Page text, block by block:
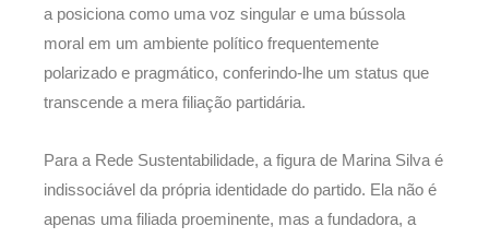
a posiciona como uma voz singular e uma bússola
moral em um ambiente político frequentemente
polarizado e pragmático, conferindo-lhe um status que
transcende a mera filiação partidária.
Para a Rede Sustentabilidade, a figura de Marina Silva é
indissociável da própria identidade do partido. Ela não é
apenas uma filiada proeminente, mas a fundadora, a